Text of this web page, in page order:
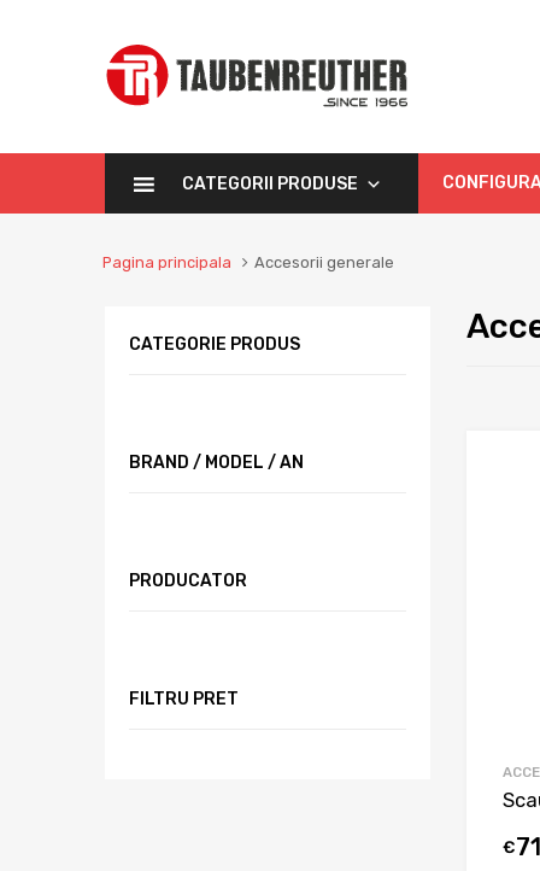
CATEGORII PRODUSE
Pagina principala Accesorii generale
€
CATEGORIE PRODUS
BRAND / MODEL / AN
PRODUCATOR
FILTRU PRET